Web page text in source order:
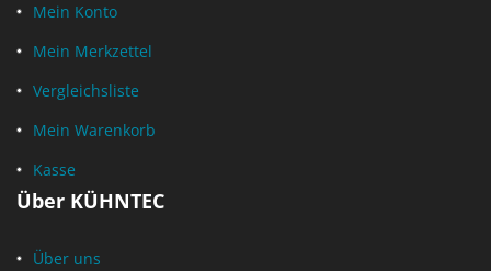
Mein Konto
Mein Merkzettel
Vergleichsliste
Mein Warenkorb
Kasse
Über KÜHNTEC
Über uns